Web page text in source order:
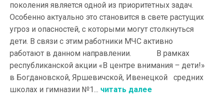
поколения является одной из приоритетных задач.
Особенно актуально это становится в свете растущих
угроз и опасностей, с которыми могут столкнуться
дети. В связи с этим работники МЧС активно
работают в данном направлении. В рамках
республиканской акции «В центре внимания – дети!»
в Богдановской, Яршевичской, Ивенецкой средних
школах и гимназии №1... читать далее